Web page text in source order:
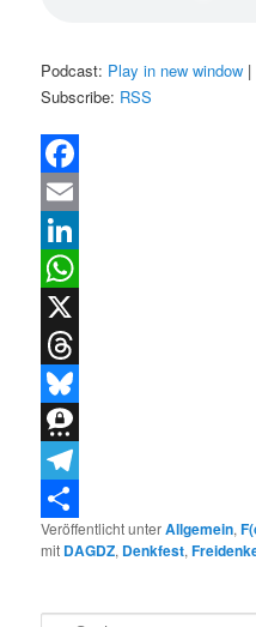
Podcast: Play in new window |
Subscribe: RSS
Facebook
Email
LinkedIn
WhatsApp
X
Threads
Bluesky
Threema
Telegram
Teilen
Veröffentlicht unterAllgemein,
mit DAGDZ, Denkfest,